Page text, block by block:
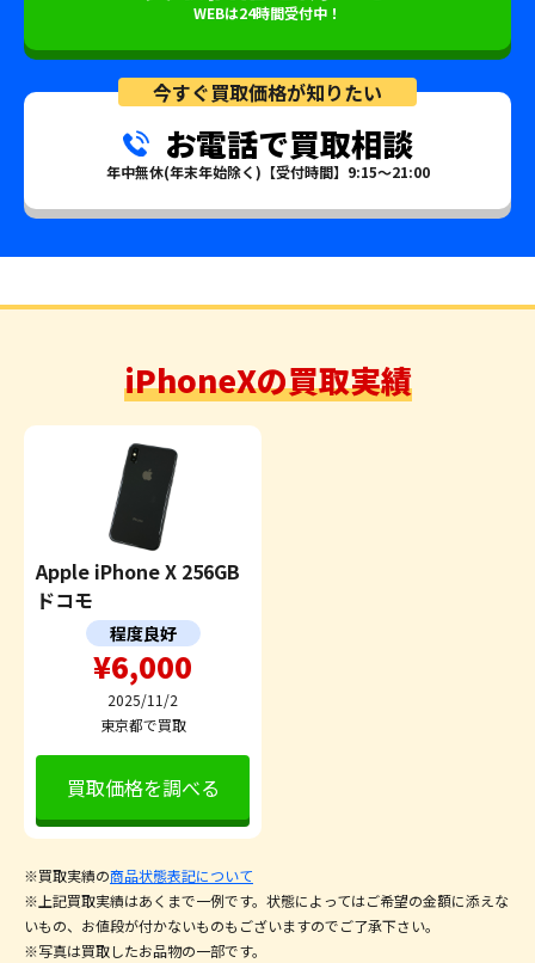
WEBは24時間受付中！
今すぐ買取価格が知りたい
お電話で買取相談
年中無休(年末年始除く)【受付時間】9:15～21:00
iPhoneXの買取実績
Apple iPhone X 256GB
ドコモ
程度良好
¥6,000
2025/11/2
東京都で買取
買取価格を調べる
※買取実績の商品状態表記について
※上記買取実績はあくまで一例です。状態によってはご希望の金額に添えな
いもの、お値段が付かないものもございますのでご了承下さい。
※写真は買取したお品物の一部です。